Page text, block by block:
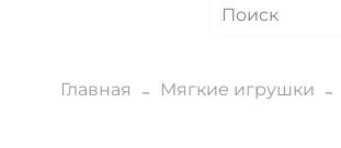
Главная Мягкие игрушки